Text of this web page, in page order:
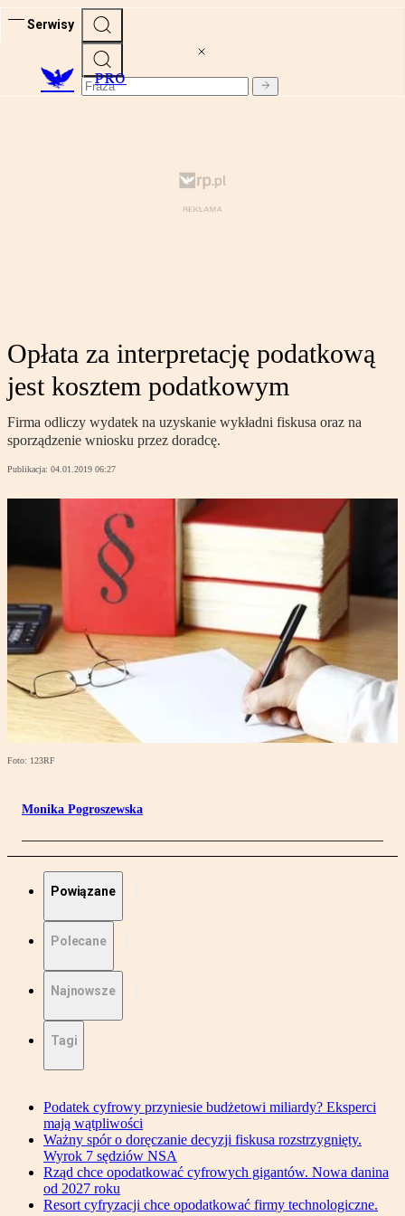
Serwisy
PRO
Opłata za interpretację podatkową
jest kosztem podatkowym
Firma odliczy wydatek na uzyskanie wykładni fiskusa oraz na
sporządzenie wniosku przez doradcę.
Publikacja: 04.01.2019 06:27
Foto: 123RF
Monika Pogroszewska
Powiązane
Polecane
Najnowsze
Tagi
Podatek cyfrowy przyniesie budżetowi miliardy? Eksperci
mają wątpliwości
Ważny spór o doręczanie decyzji fiskusa rozstrzygnięty.
Wyrok 7 sędziów NSA
Rząd chce opodatkować cyfrowych gigantów. Nowa danina
od 2027 roku
Resort cyfryzacji chce opodatkować firmy technologiczne.